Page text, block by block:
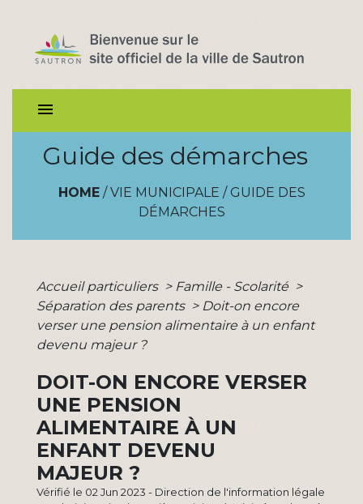
menu
Guide des démarches
HOME/ VIE MUNICIPALE / GUIDE DES
DÉMARCHES
Accueil particuliers > Famille - Scolarité >
Séparation des parents > Doit-on encore
verser une pension alimentaire à un enfant
devenu majeur ?
DOIT-ON ENCORE VERSER
UNE PENSION
ALIMENTAIRE À UN
ENFANT DEVENU
MAJEUR ?
Vérifié le 02 Jun 2023 - Direction de l'information légale